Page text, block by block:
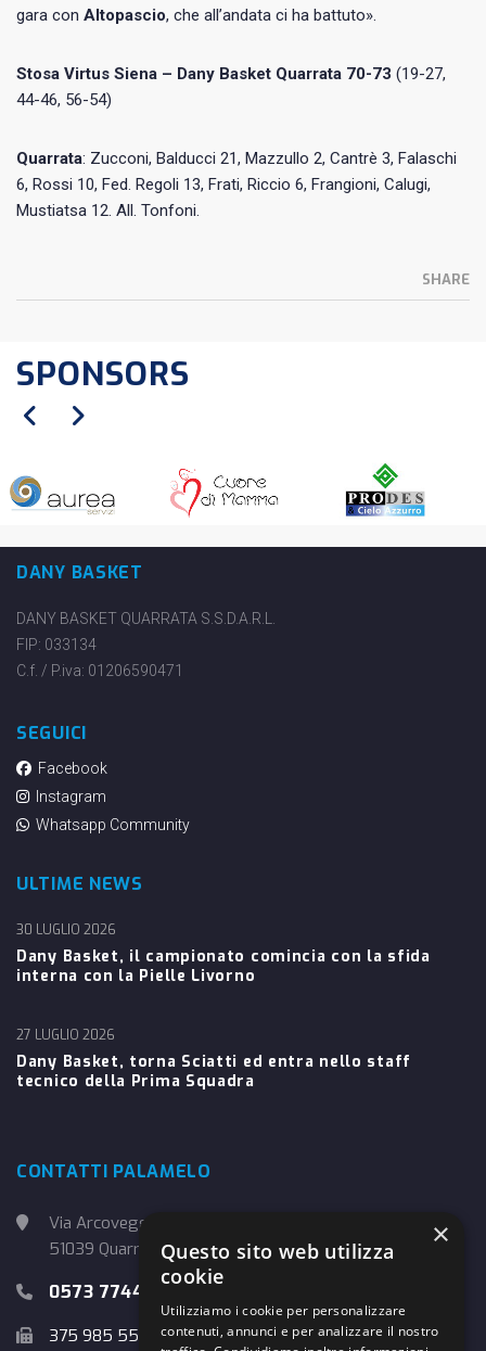
gara con Altopascio, che all’andata ci ha battuto».
Stosa Virtus Siena – Dany Basket Quarrata 70-73 (19-27,
44-46, 56-54)
Quarrata: Zucconi, Balducci 21, Mazzullo 2, Cantrè 3, Falaschi
6, Rossi 10, Fed. Regoli 13, Frati, Riccio 6, Frangioni, Calugi,
Mustiatsa 12. All. Tonfoni.
SHARE
SPONSORS
DANY BASKET
DANY BASKET QUARRATA S.S.D.A.R.L.
FIP: 033134
C.f. / P.iva: 01206590471
SEGUICI
Facebook
Instagram
Whatsapp Community
ULTIME NEWS
Dany Basket, il campionato comincia con la sfida
interna con la Pielle Livorno
30 LUGLIO 2026
Dany Basket, torna Sciatti ed entra nello staff
tecnico della Prima Squadra
27 LUGLIO 2026
CONTATTI PALAMELO
Via Arcoveggio, 4
51039 Quarrata (PT)
0573 774457
375 985 5526
×
Questo sito web utilizza
cookie
Utilizziamo i cookie per personalizzare
contenuti, annunci e per analizzare il nostro